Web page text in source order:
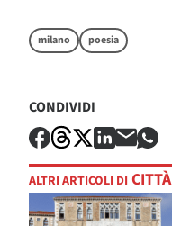
milano poesia
CONDIVIDI
ALTRI ARTICOLI DI CITTÀ